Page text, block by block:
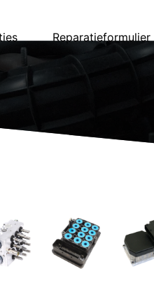
Reparatieformulier